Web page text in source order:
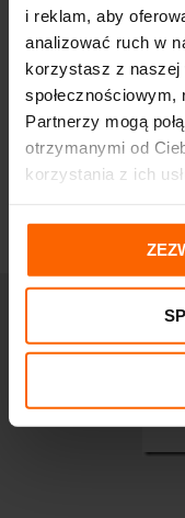
i reklam, aby
analizować ruch w
korzystasz z naszej
społecznościowym,
Partnerzy mogą
otrzymanymi od
korzystania z ich